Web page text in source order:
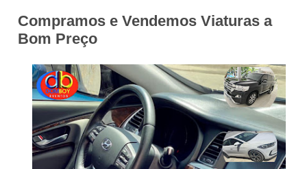
Compramos e Vendemos Viaturas a
Bom Preço